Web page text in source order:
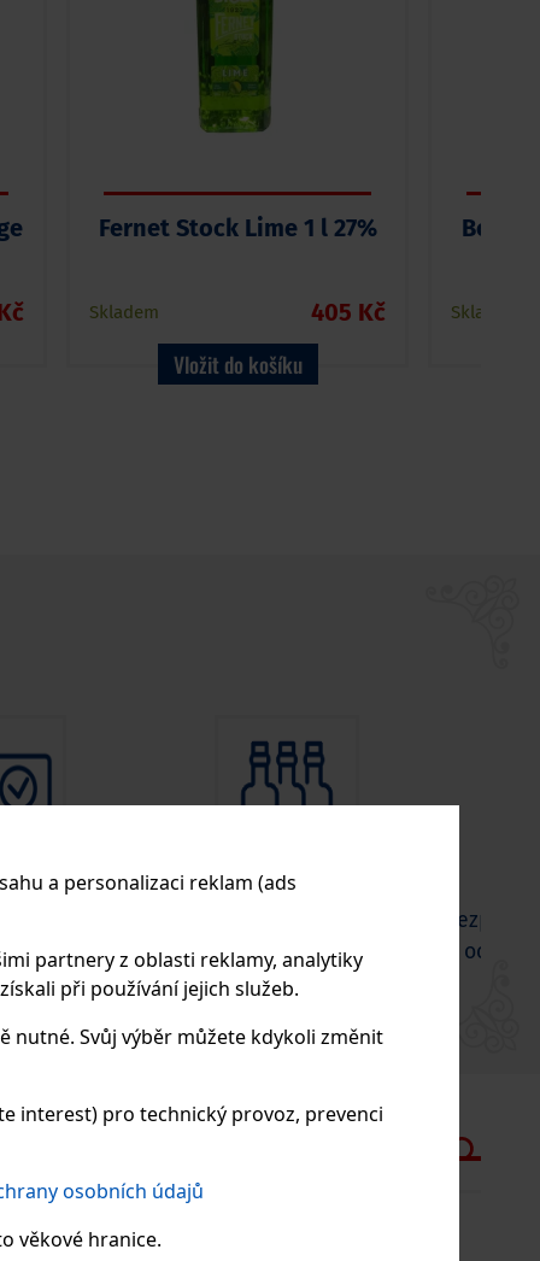
a personalizaci reklam (ads
partnery z oblasti reklamy, analytiky
při používání jejich služeb.
nutné. Svůj výběr můžete kdykoli změnit
interest) pro technický provoz, prevenci
osobních údajů
věkové hranice.
Fernet Stock Lime 1 l 27%
Skladem 405 Kč
Vložit do košíku
Skladem
3.000 Kč
připravených k odeslání